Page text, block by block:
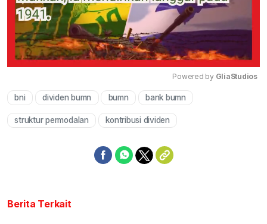
Powered by GliaStudios
bni dividen bumn bumn bank bumn
struktur permodalan kontribusi dividen
Berita Terkait